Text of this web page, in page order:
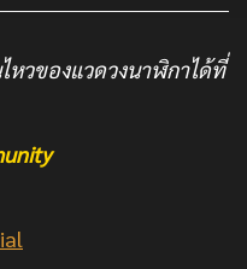
หวของแวดวงนาฬิกาได้ที่